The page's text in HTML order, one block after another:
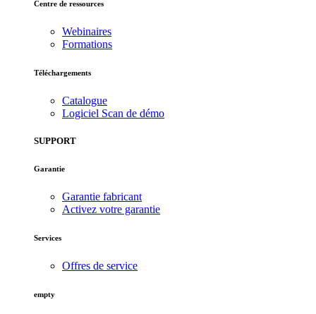
Centre de ressources
Webinaires
Formations
Téléchargements
Catalogue
Logiciel Scan de démo
SUPPORT
Garantie
Garantie fabricant
Activez votre garantie
Services
Offres de service
empty